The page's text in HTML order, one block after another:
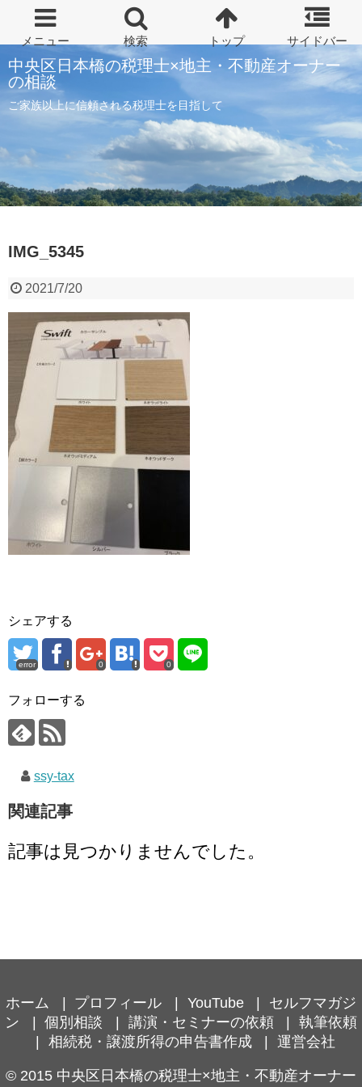
中央区日本橋の税理士×地主・不動産オーナー
の相談
ご家族以上に信頼される税理士を目指して
IMG_5345
2021/7/20
シェアする
error 0 0
フォローする
ssy-tax
関連記事
記事は見つかりませんでした。
ホーム プロフィール YouTube
セルフマガジ
ン
個別相談 講演・セミナーの依頼
執筆依頼
相続税・譲渡所得の申告書作成
運営会社
© 2015 中央区日本橋の税理士×地主・不動産オーナー